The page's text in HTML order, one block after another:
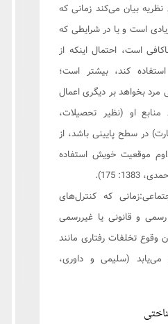
نظریه بیان می‌کند زمانی که
است و یا در شرایطی که
است، احتمال اینکه از
کند، بیشتر است؛
مرد بخواهد بر دیگری اعمال
او (نظیر تحصیلات،
در سطح پایینی باشد، از
موقعیت خویش استفاده
175).
که کنترل‌های
و قانونی یا غیررسمی
وقوع تخلفات رفتاری مانند
(سلیمی و داوری،